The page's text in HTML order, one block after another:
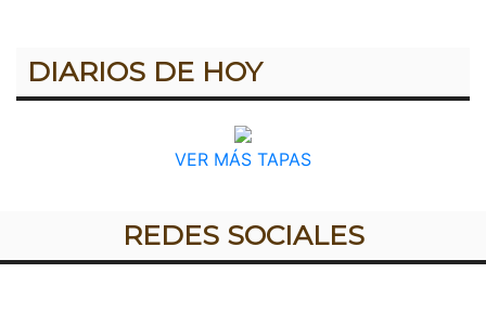
DIARIOS DE HOY
VER MÁS TAPAS
REDES SOCIALES